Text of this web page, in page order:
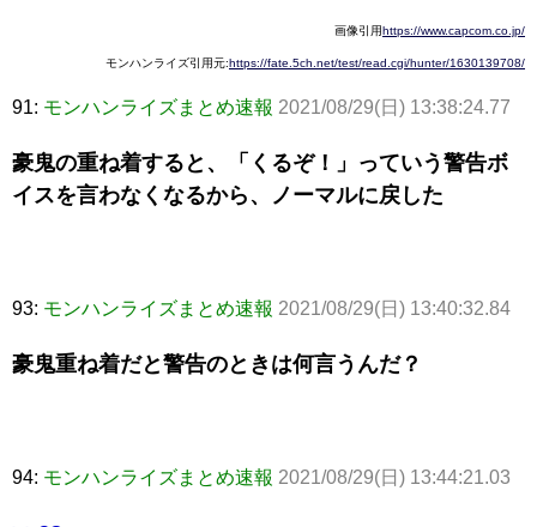
画像引用https://www.capcom.co.jp/
モンハンライズ引用元:https://fate.5ch.net/test/read.cgi/hunter/1630139708/
91: モンハンライズまとめ速報 2021/08/29(日) 13:38:24.77
豪鬼の重ね着すると、「くるぞ！」っていう警告ボ
イスを言わなくなるから、ノーマルに戻した
93: モンハンライズまとめ速報 2021/08/29(日) 13:40:32.84
豪鬼重ね着だと警告のときは何言うんだ？
94: モンハンライズまとめ速報 2021/08/29(日) 13:44:21.03